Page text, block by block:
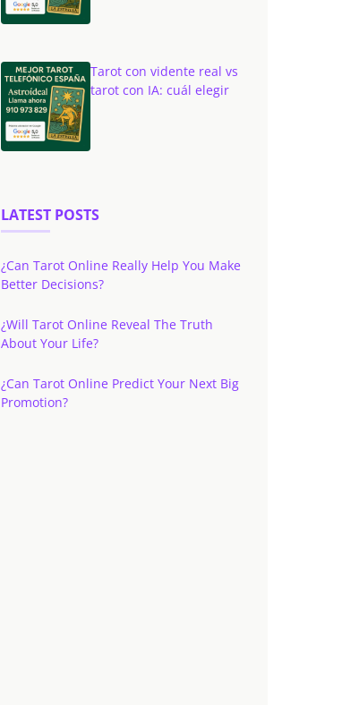
Tarot con vidente real vs
tarot con IA: cuál elegir
LATEST POSTS
¿Can Tarot Online Really Help You Make
Better Decisions?
¿Will Tarot Online Reveal The Truth
About Your Life?
¿Can Tarot Online Predict Your Next Big
Promotion?